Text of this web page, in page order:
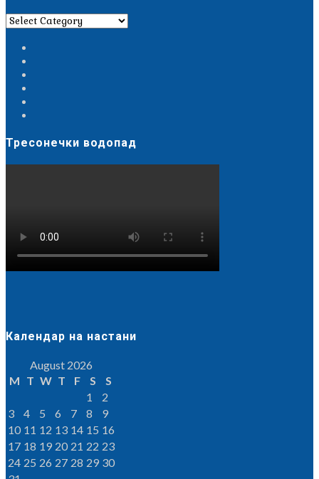
Категории
Тресонечки водопад
Календар на настани
August 2026
M T W T F S
S
1
2
3
4 5 6 7 8
9
10 11 12 13 14 15 16
17 18 19 20 21 22 23
24 25 26 27 28 29 30